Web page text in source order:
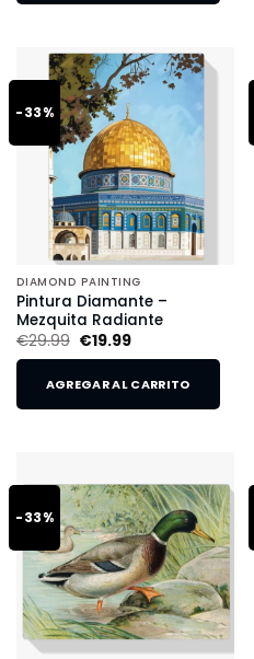
-33%
DIAMOND PAINTING
Pintura Diamante –
Mezquita Radiante
€29.99 €19.99
AGREGAR AL CARRITO
-33%